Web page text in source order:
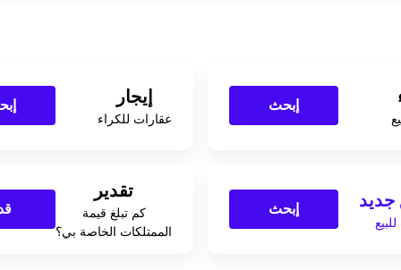
إبحث إيجار
عقارات للكراء
إبحث
تقدير
كم تبلغ قيمة
الممتلكات الخاصة بي؟